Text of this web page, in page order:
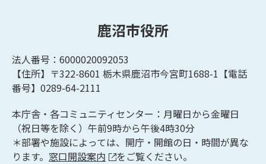
鹿沼市役所
法人番号：6000020092053
【住所】〒322-8601 栃木県鹿沼市今宮町1688-1【電話
番号】0289-64-2111
本庁舎・各コミュニティセンター：月曜日から金曜日
（祝日等を除く）午前9時から午後4時30分
＊部署や施設によっては、開庁・開館の日・時間が異な
ります。 窓口開設案内 をご覧ください。